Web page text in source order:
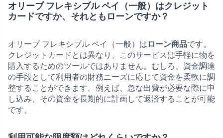
オリーブ フレキシブル ペイ（一般）はクレジット
カードですか、それともローンですか？
オリーブ フレキシブル ペイ（一般）は ローン商品です。
クレジットカードとは異なり、このサービスは手軽に物を
購入するためのツールではありません。むしろ、資金調達
の手段として利用者の財務ニーズに応じて資金を柔軟に調
整することができます。例えば、急な出費が必要な際に申
し込み、その資金を長期的に計画して返済することが可能
です。